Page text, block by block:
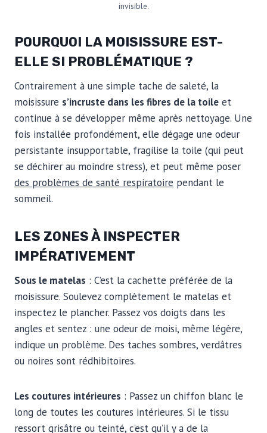
invisible.
POURQUOI LA MOISISSURE EST-
ELLE SI PROBLÉMATIQUE ?
Contrairement à une simple tache de saleté, la
moisissure s’incruste dans les fibres de la toile et
continue à se développer même après nettoyage. Une
fois installée profondément, elle dégage une odeur
persistante insupportable, fragilise la toile (qui peut
se déchirer au moindre stress), et peut même poser
des problèmes de santé respiratoire pendant le
sommeil.
LES ZONES À INSPECTER
IMPÉRATIVEMENT
Sous le matelas : C’est la cachette préférée de la
moisissure. Soulevez complètement le matelas et
inspectez le plancher. Passez vos doigts dans les
angles et sentez : une odeur de moisi, même légère,
indique un problème. Des taches sombres, verdâtres
ou noires sont rédhibitoires.
Les coutures intérieures : Passez un chiffon blanc le
long de toutes les coutures intérieures. Si le tissu
ressort grisâtre ou teinté, c’est qu’il y a de la